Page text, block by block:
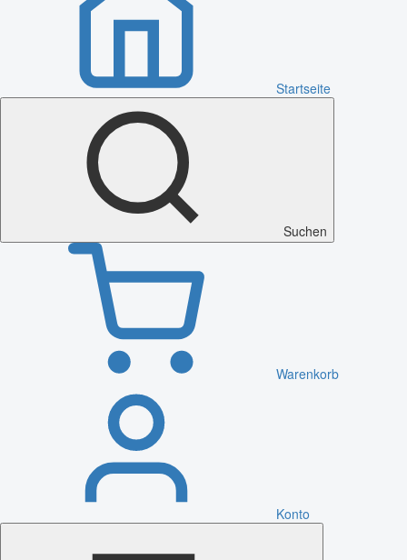
Startseite
Suchen
Warenkorb
Konto